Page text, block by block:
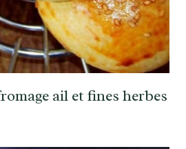
ail et fines herbes